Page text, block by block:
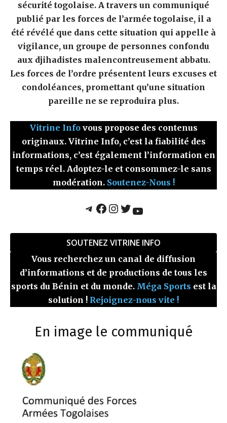
sécurité togolaise. A travers un communiqué
publié par les forces de l’armée togolaise, il a
été révélé que dans cette situation qui appelle à
vigilance, un groupe de personnes confondu
aux djihadistes malencontreusement abbatu.
Les forces de l’ordre présentent leurs excuses et
condoléances, promettant qu’une situation
pareille ne se reproduira plus.
Vitrine Infovous propose des contenus
originaux. Vitrine Info, c’est la fiabilité des
informations, c’est également l’information en
temps réel. Adoptez-le et consommez-le sans
modération. Soutenez-Nous !
Telegram Facebook Instagram Twitter YouTube
SOUTENEZ VITRINE INFO
Vous recherchez un canal de diffusion
d’informations et de productions de tous les
sports du Bénin et du monde. Méga Sports est la
solution ! Rejoignez-nous vite !
En image le communiqué